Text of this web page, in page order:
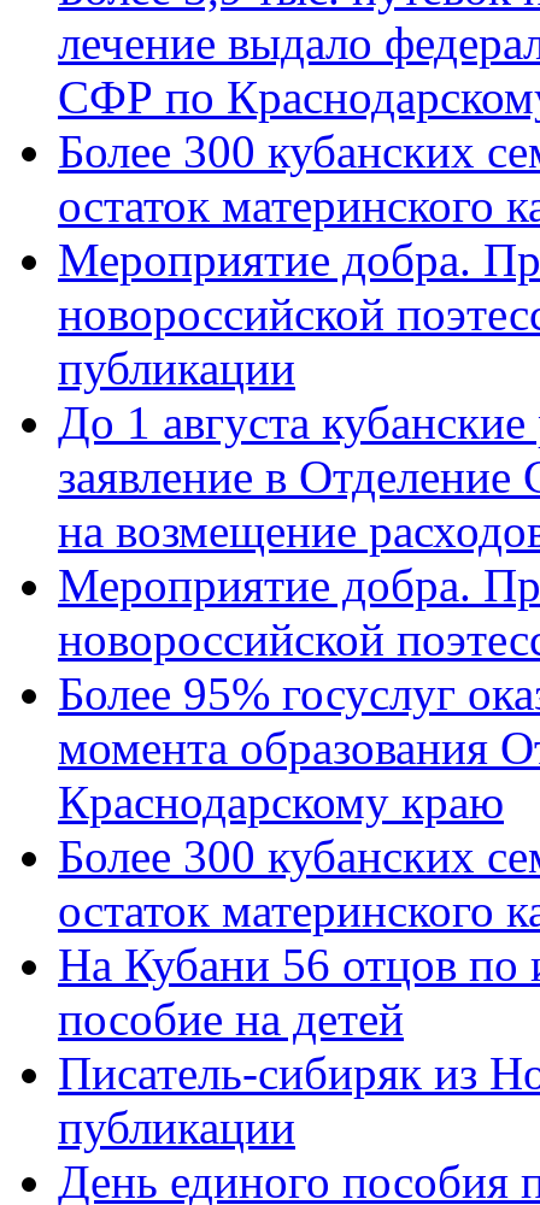
лечение выдало
СФР по
Более 300 кубанских
остаток материнского
Мероприятие добра.
новороссийской
публикации
До 1 августа
заявление в
на возмещение
Мероприятие добра.
новороссийской
Более 95% госуслуг
момента образования
Краснодарскому краю
Более 300 кубанских
остаток материнского
На Кубани 56 отцов по
пособие на детей
Писатель-сибиряк из
публикации
День единого пособия